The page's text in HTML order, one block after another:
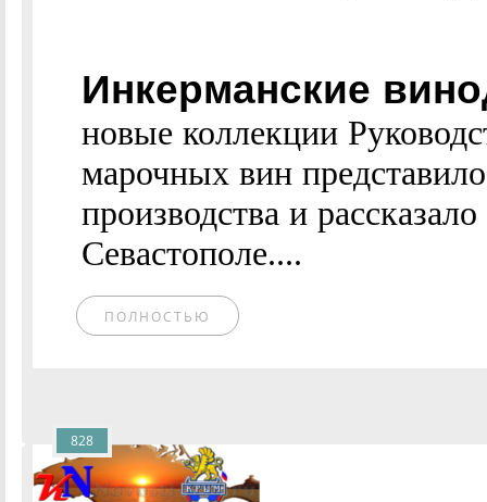
Инкерманские
новые коллекции
марочных вин
производства и
Севастополе....
ПОЛНОСТЬЮ
828